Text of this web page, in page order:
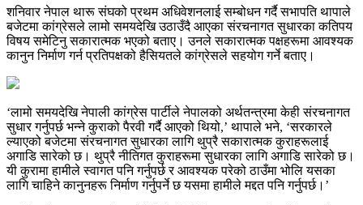
शनिवार नेपाल थारू संघको प्रथम अधिवेशनलाई सम्बोधन गर्दै सभापति थापाले
बजेटमा कांग्रेसले लामो समयदेखि उठाउँदै आएका संरचनागत सुधारका कतिपय
विषय समेटिनु सकारात्मक भएको बताए। उनले सकारात्मक पक्षहरूमा आवश्यक
कानुन निर्माण गर्न प्रतिपक्षको हैसियतले कांग्रेसले सहयोग गर्ने बताए।
‘लामो समयदेखि नेपाली कांग्रेस पार्टीले नेपालको अर्थतन्त्रमा केही संरचनागत
सुधार गर्नुपर्छ भन्ने कुराको पैरवी गर्दै आएको थियो,’ थापाले भने, ‘सरकारले
ल्याएको बजेटमा संरचनागत सुधारका लागि थुप्रै सकारात्मक कुराहरूलाई
अगाडि सारेको छ। थुप्रै नीतिगत कुराहरूमा सुधारका लागि अगाडि सारेको छ।
यी कुरामा हामीले स्वागत पनि गर्नुपर्छ र आवश्यक परेको ठाउँमा भोलि यसका
लागि चाहिने कानुनहरू निर्माण गर्नुपर्ने छ यसमा हामीले मद्दत पनि गर्नुपर्छ।’